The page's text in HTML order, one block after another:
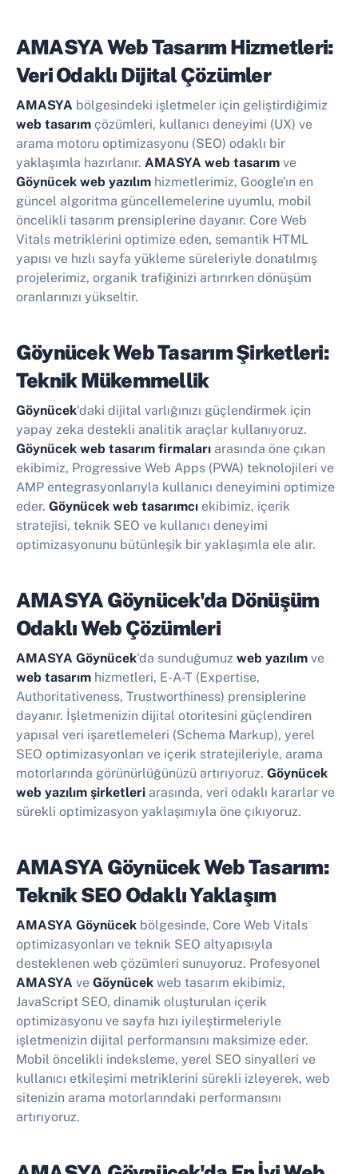
AMASYA Web Tasarım Hizmetleri:
Veri Odaklı Dijital Çözümler
AMASYA bölgesindeki işletmeler için geliştirdiğimiz
web tasarım çözümleri, kullanıcı deneyimi (UX) ve
arama motoru optimizasyonu (SEO) odaklı bir
yaklaşımla hazırlanır. AMASYA web tasarım ve
Göynücek web yazılım hizmetlerimiz, Google'ın en
güncel algoritma güncellemelerine uyumlu, mobil
öncelikli tasarım prensiplerine dayanır. Core Web
Vitals metriklerini optimize eden, semantik HTML
yapısı ve hızlı sayfa yükleme süreleriyle donatılmış
projelerimiz, organik trafiğinizi artırırken dönüşüm
oranlarınızı yükseltir.
Göynücek Web Tasarım Şirketleri:
Teknik Mükemmellik
Göynücek'daki dijital varlığınızı güçlendirmek için
yapay zeka destekli analitik araçlar kullanıyoruz.
Göynücek web tasarım firmaları arasında öne çıkan
ekibimiz, Progressive Web Apps (PWA) teknolojileri ve
AMP entegrasyonlarıyla kullanıcı deneyimini optimize
eder. Göynücek web tasarımcı ekibimiz, içerik
stratejisi, teknik SEO ve kullanıcı deneyimi
optimizasyonunu bütünleşik bir yaklaşımla ele alır.
AMASYA Göynücek'da Dönüşüm
Odaklı Web Çözümleri
AMASYA Göynücek'da sunduğumuz web yazılım ve
web tasarım hizmetleri, E-A-T (Expertise,
Authoritativeness, Trustworthiness) prensiplerine
dayanır. İşletmenizin dijital otoritesini güçlendiren
yapısal veri işaretlemeleri (Schema Markup), yerel
SEO optimizasyonları ve içerik stratejileriyle, arama
motorlarında görünürlüğünüzü artırıyoruz. Göynücek
web yazılım şirketleri arasında, veri odaklı kararlar ve
sürekli optimizasyon yaklaşımıyla öne çıkıyoruz.
AMASYA Göynücek Web Tasarım:
Teknik SEO Odaklı Yaklaşım
AMASYA Göynücek bölgesinde, Core Web Vitals
optimizasyonları ve teknik SEO altyapısıyla
desteklenen web çözümleri sunuyoruz. Profesyonel
AMASYA ve Göynücek web tasarım ekibimiz,
JavaScript SEO, dinamik oluşturulan içerik
optimizasyonu ve sayfa hızı iyileştirmeleriyle
işletmenizin dijital performansını maksimize eder.
Mobil öncelikli indeksleme, yerel SEO sinyalleri ve
kullanıcı etkileşimi metriklerini sürekli izleyerek, web
sitenizin arama motorlarındaki performansını
artırıyoruz.